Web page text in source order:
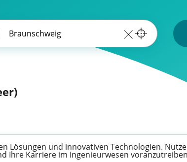
Lösungen und innovativen Technologien.
Ihre Karriere im Ingenieurwesen